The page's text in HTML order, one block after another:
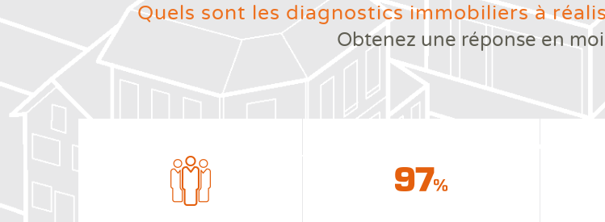
Quels sont les diagnostics immobiliers à
Obtenez une réponse en